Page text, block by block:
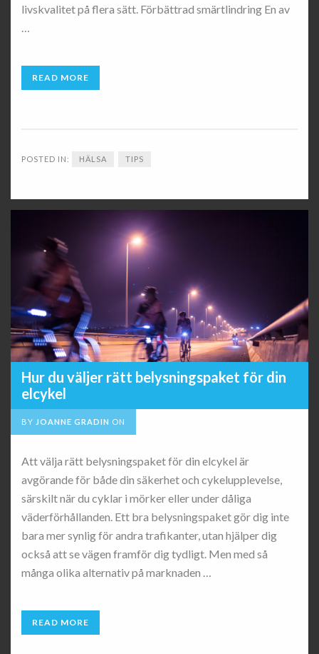
livskvalitet på flera sätt. Förbättrad smärtlindring En av
…
READ MORE
POSTED IN: HÄLSA TIPS
Hur du väljer rätt belysningspaket för din
elcykel
BY JOANNE GRADIN ON
Att välja rätt belysningspaket för din elcykel är
avgörande för både din säkerhet och cykelupplevelse,
särskilt när du cyklar i mörker eller under dåliga
väderförhållanden. Ett bra belysningspaket gör dig inte
bara mer synlig för andra trafikanter, utan hjälper dig
också att se vägen framför dig tydligt. Men med så
många olika alternativ på marknaden …
READ MORE